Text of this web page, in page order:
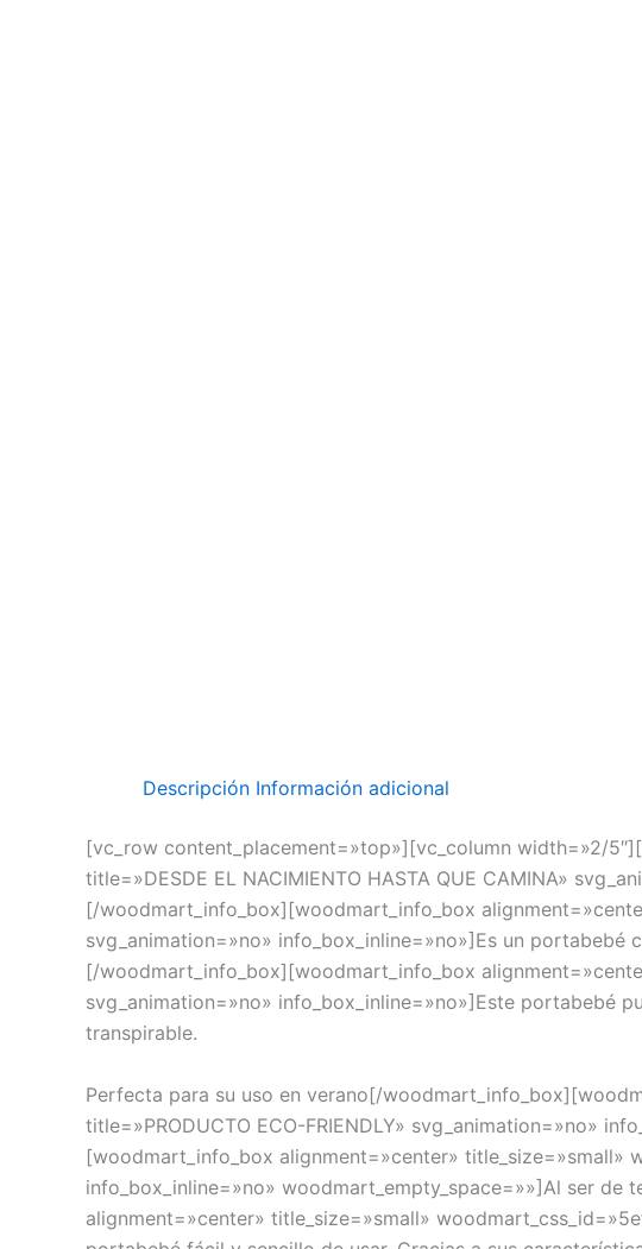
Descripción Información adicional
[vc_row content_placement=»top»][vc_column width=»2/
title=»DESDE EL NACIMIENTO HASTA QUE CAMINA»
[/woodmart_info_box][woodmart_info_box
svg_animation=»no» info_box_inline=»no»]Es un
[/woodmart_info_box][woodmart_info_box
svg_animation=»no» info_box_inline=»no»]Este portabebé
transpirable.
Perfecta para su uso en verano[/
title=»PRODUCTO ECO-FRIENDLY» svg_animation=»no»
[woodmart_info_box alignment=»center» title_size=»small»
info_box_inline=»no» woodmart_empty_space=»»]Al ser
alignment=»center» title_size=»small»